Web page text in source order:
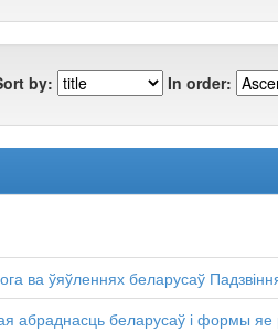
by: In order:
ва ўяўленнях беларусаў
абраднасць беларусаў і формы яе